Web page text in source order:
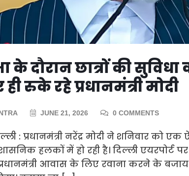
के दौरान छात्रों की
ही रुके रहे प्रधानमंत्री मोदी
JUNE 21, 2026 0 COMMENTS
: प्रधानमंत्री नरेंद्र मोदी ने शनिवार को
हलकों में हो रही है। दिल्ली एयरपोर्ट
आवास के लिए रवाना करने के